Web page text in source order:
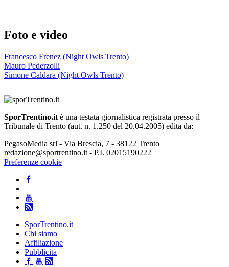
Foto e video
Francesco Frenez (Night Owls Trento)
Mauro Pederzolli
Simone Caldara (Night Owls Trento)
SporTrentino.it è una testata giornalistica registrata presso il
Tribunale di Trento (aut. n. 1.250 del 20.04.2005) edita da:
PegasoMedia srl - Via Brescia, 7 - 38122 Trento
redazione@sportrentino.it - P.I. 02015190222
Preferenze cookie
SporTrentino.it
Chi siamo
Affiliazione
Pubblicità